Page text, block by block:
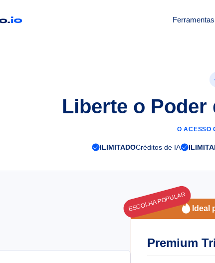
Ferramentas
Liberte o Poder
O ACESSO
ILIMITADOCréditos de IA
Ideal
ESCOLHA POPULAR
Premium